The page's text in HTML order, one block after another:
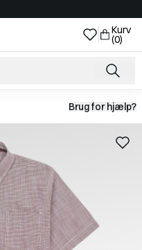
Kurv
(0)
Brug for hjælp?